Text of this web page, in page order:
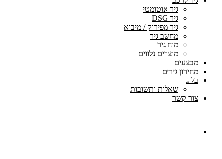
גיר אוטומטי
גיר DSG
גיר מפירוק / מיבוא
מחשב גיר
מוח גיר
מוצרים נלווים
מבצעים
מחירון גירים
בלוג
שאלות ותשובות
צור קשר